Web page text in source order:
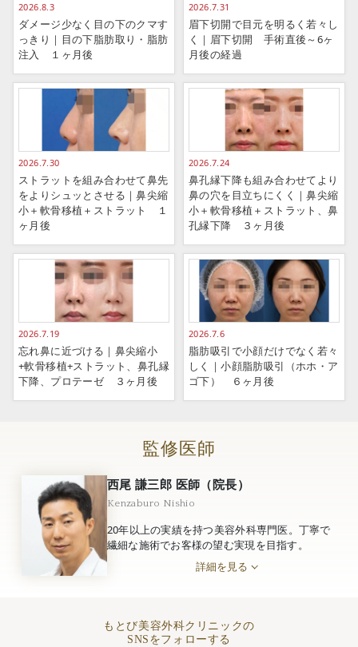
2026.8.3
ダメージ少なく目の下のクマす
っきり｜目の下脂肪取り・脂肪
注入 １ヶ月後
2026.7.31
眉下切開で目元を明るく若々し
く｜眉下切開 手術直後～6ヶ
月後の経過
2026.7.30
ストラットを組み合わせて鼻先
をよりシュッとさせる｜鼻尖縮
小＋軟骨移植＋ストラット １
ヶ月後
2026.7.24
鼻孔縁下降も組み合わせてより
鼻の穴を目立ちにくく｜鼻尖縮
小＋軟骨移植＋ストラット、鼻
孔縁下降 ３ヶ月後
2026.7.19
忘れ鼻に近づける｜鼻尖縮小
+軟骨移植+ストラット、鼻孔縁
下降、プロテーゼ ３ヶ月後
2026.7.6
脂肪吸引で小顔だけでなく若々
しく｜小顔脂肪吸引（ホホ・ア
ゴ下） ６ヶ月後
監修医師
西尾 謙三郎 医師（院長）
Kenzaburo Nishio
20年以上の実績を持つ美容外科専門医。丁寧で
繊細な施術でお客様の望む実現を目指す。
詳細を見る
もとび美容外科クリニックの
SNSをフォローする